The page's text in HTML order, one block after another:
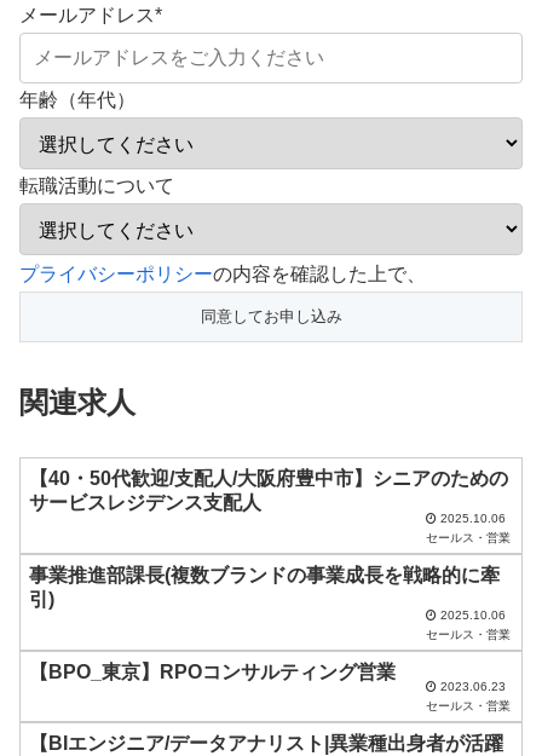
メールアドレス*
年齢（年代）
転職活動について
こ
フ
ー
は
の
ま
ま
プライバシーポリシーの内容を確認した上で、
関連求人
【40・50代歓迎/支配人/大阪府豊中市】シニアのための
サービスレジデンス支配人
2025.10.06
セールス・営業
事業推進部課長(複数ブランドの事業成長を戦略的に牽
引)
2025.10.06
セールス・営業
【BPO_東京】RPOコンサルティング営業
2023.06.23
セールス・営業
【BIエンジニア/データアナリスト|異業種出身者が活躍